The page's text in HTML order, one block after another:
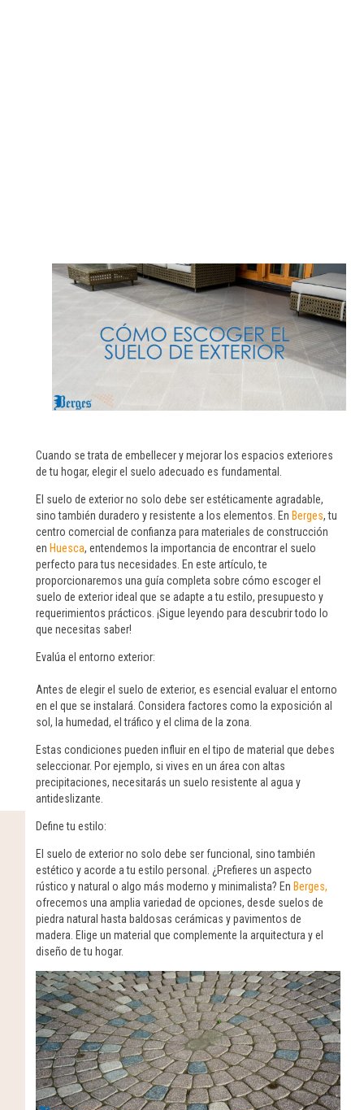
Cuando se trata de embellecer y mejorar los espacios exteriores
de tu hogar, elegir el suelo adecuado es fundamental.
El suelo de exterior no solo debe ser estéticamente agradable,
sino también duradero y resistente a los elementos. En Berges,tu
centro comercial de confianza para materiales de construcción
en Huesca, entendemos la importancia de encontrar el suelo
perfecto para tus necesidades. En este artículo, te
proporcionaremos una guía completa sobre cómo escoger el
suelo de exterior ideal que se adapte a tu estilo, presupuesto y
requerimientos prácticos. ¡Sigue leyendo para descubrir todo lo
que necesitas saber!
Evalúa el entorno exterior:
Antes de elegir el suelo de exterior, es esencial evaluar el entorno
en el que se instalará. Considera factores como la exposición al
sol, la humedad, el tráfico y el clima de la zona.
Estas condiciones pueden influir en el tipo de material que debes
seleccionar. Por ejemplo, si vives en un área con altas
precipitaciones, necesitarás un suelo resistente al agua y
antideslizante.
Define tu estilo:
El suelo de exterior no solo debe ser funcional, sino también
estético y acorde a tu estilo personal. ¿Prefieres un aspecto
rústico y natural o algo más moderno y minimalista? En Berges,
ofrecemos una amplia variedad de opciones, desde suelos de
piedra natural hasta baldosas cerámicas y pavimentos de
madera. Elige un material que complemente la arquitectura y el
diseño de tu hogar.